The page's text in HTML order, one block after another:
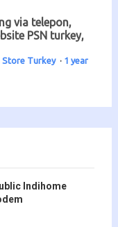
via telepon,
PSN turkey,
Store Turkey · 1 year
Indihome